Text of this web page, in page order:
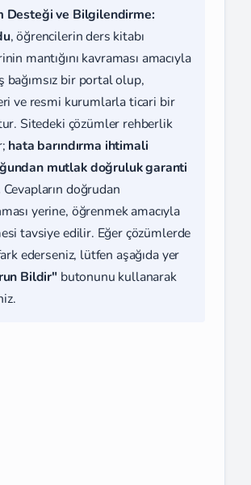
Desteği ve Bilgilendirme:
, öğrencilerin ders kitabı
mantığını kavraması amacıyla
bağımsız bir portal olup,
ve resmi kurumlarla ticari bir
Sitedeki çözümler rehberlik
hata barındırma ihtimali
mutlak doğruluk garanti
Cevapların doğrudan
yerine, öğrenmek amacıyla
tavsiye edilir. Eğer çözümlerde
ederseniz, lütfen aşağıda yer
Bildir" butonunu kullanarak